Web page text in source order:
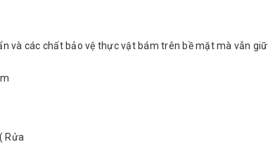
và các chất bảo vệ thực vật bám trên bề mặt mà vẫn giữ
Rửa